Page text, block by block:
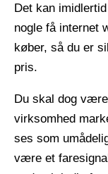
Det kan
nogle få internet
køber, så du er
pris.
Du skal dog
virksomhed
ses som
være et